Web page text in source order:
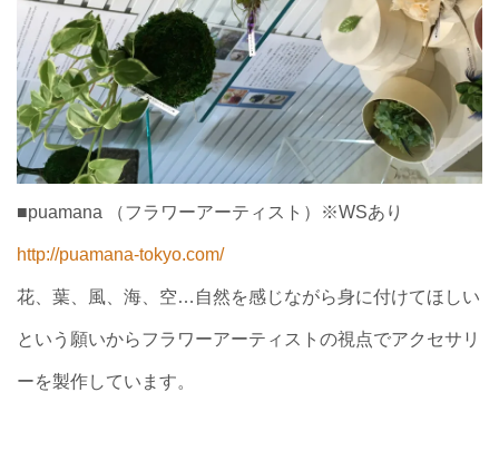
■puamana （フラワーアーティスト）※WSあり
http://puamana-tokyo.com/
花、葉、風、海、空…自然を感じながら身に付けてほしい
という願いからフラワーアーティストの視点でアクセサリ
ーを製作しています。